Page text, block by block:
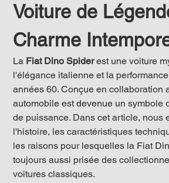
Voiture de
Charme
La Fiat Dino Spider est une voiture
l'élégance italienne et la
années 60. Conçue en collaboration
automobile est devenue un symbole
de puissance. Dans cet article, nous
l'histoire, les caractéristiques
les raisons pour lesquelles la Fiat
toujours aussi prisée des
voitures classiques.